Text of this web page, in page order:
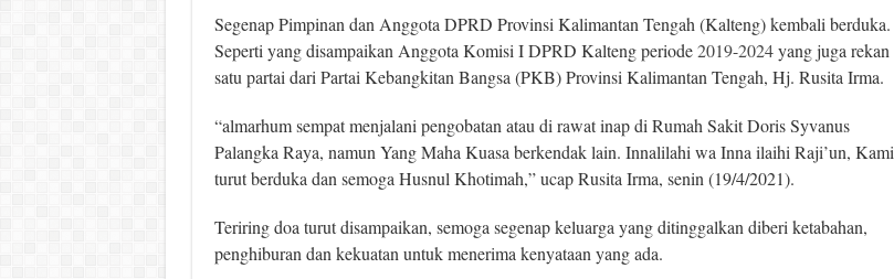
Segenap Pimpinan dan Anggota DPRD Provinsi Kalimantan Tengah (Kalteng) kembali berduka.
Seperti yang disampaikan Anggota Komisi I DPRD Kalteng periode2019-2024yang juga rekan
satu partai dari Partai Kebangkitan Bangsa (PKB) Provinsi Kalimantan Tengah, Hj. Rusita Irma.
“almarhum sempat menjalani pengobatan atau di rawat inap di Rumah Sakit Doris Syvanus
Palangka Raya, namun Yang Maha Kuasa berkendak lain. Innalilahi wa Inna ilaihi Raji’un, Kami
turut berduka dan semoga Husnul Khotimah,” ucap Rusita Irma, senin (19/4/2021).
Teriring doa turut disampaikan, semoga segenap keluarga yang ditinggalkan diberi ketabahan,
penghiburan dan kekuatan untuk menerima kenyataan yang ada.